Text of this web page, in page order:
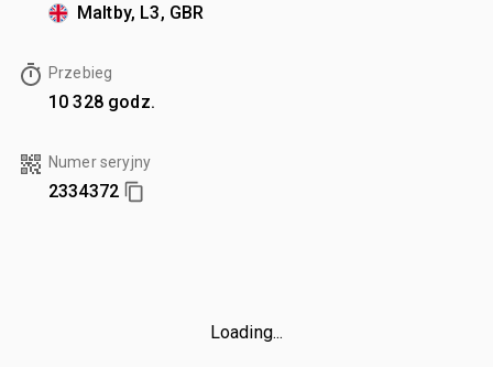
Maltby, L3, GBR
Przebieg
10 328 godz.
Numer seryjny
2334372
Loading...